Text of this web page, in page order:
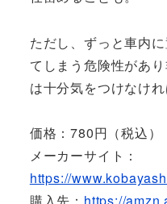
ただし、ずっと車内
てしまう危険性があ
は十分気をつけなけれ
価格：780円（税込）
メーカーサイト：
https://